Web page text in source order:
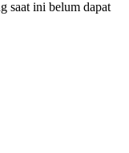
saat ini belum dapat